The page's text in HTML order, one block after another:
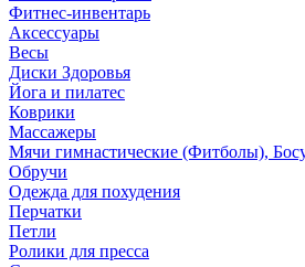
Фитнес-инвентарь
Аксессуары
Весы
Диски Здоровья
Йога и пилатес
Коврики
Массажеры
Мячи гимнастические (Фитболы),
Обручи
Одежда для похудения
Перчатки
Петли
Ролики для пресса